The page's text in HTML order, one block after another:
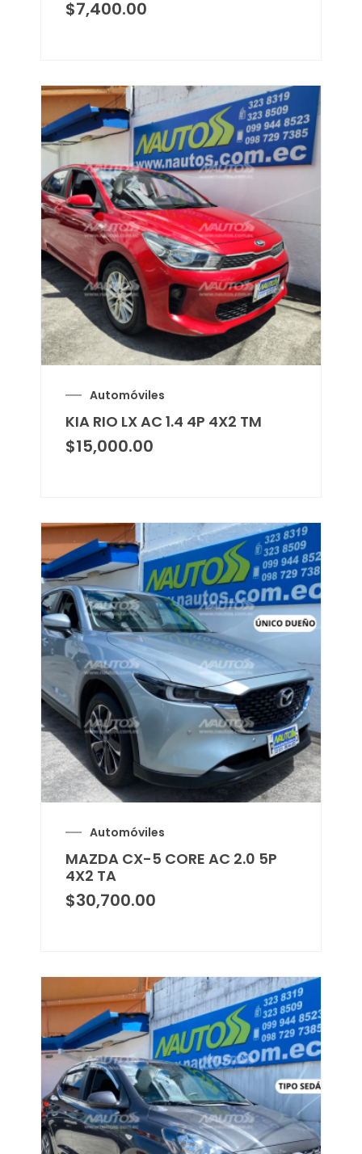
$7,400.00
Automóviles
KIA RIO LX AC 1.4 4P 4X2 TM
$15,000.00
Automóviles
MAZDA CX-5 CORE AC 2.0 5P
4X2 TA
$30,700.00